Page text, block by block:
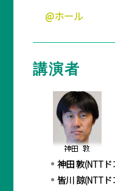
メディア掲載
BASICオンデマンド
参加申込
マイページ
@ホール
講演者
神田 敦(NTT
皆川 諒(NTT